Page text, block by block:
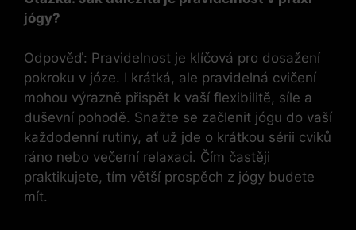
jógy?
Odpověď: Pravidelnost je klíčová pro dosažení
pokroku v józe. I krátká, ale pravidelná cvičení
mohou výrazně přispět k vaší flexibilitě, síle a
duševní pohodě. Snažte se začlenit jógu do vaší
každodenní rutiny, ať už jde o krátkou sérii cviků
ráno nebo večerní relaxaci. Čím častěji
praktikujete, tím větší prospěch z jógy budete
mít.